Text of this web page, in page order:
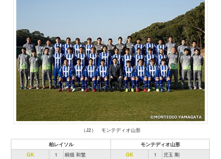
（J2） モンテディオ山形
柏レイソル
モンテディオ山形
GK
1 桐畑 和繁 GK 1
児玉 剛